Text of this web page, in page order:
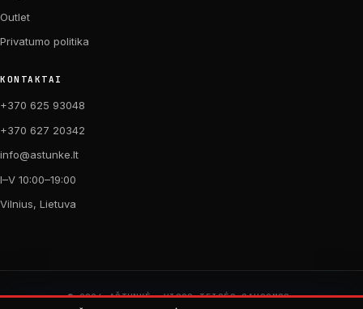
Outlet
Privatumo politika
KONTAKTAI
+370 625 93048
+370 627 20342
info@astunke.lt
I–V 10:00–19:00
Vilnius, Lietuva
© 2026 AŠTUNKĖ. VISOS TEISĖS SAUGOMOS.